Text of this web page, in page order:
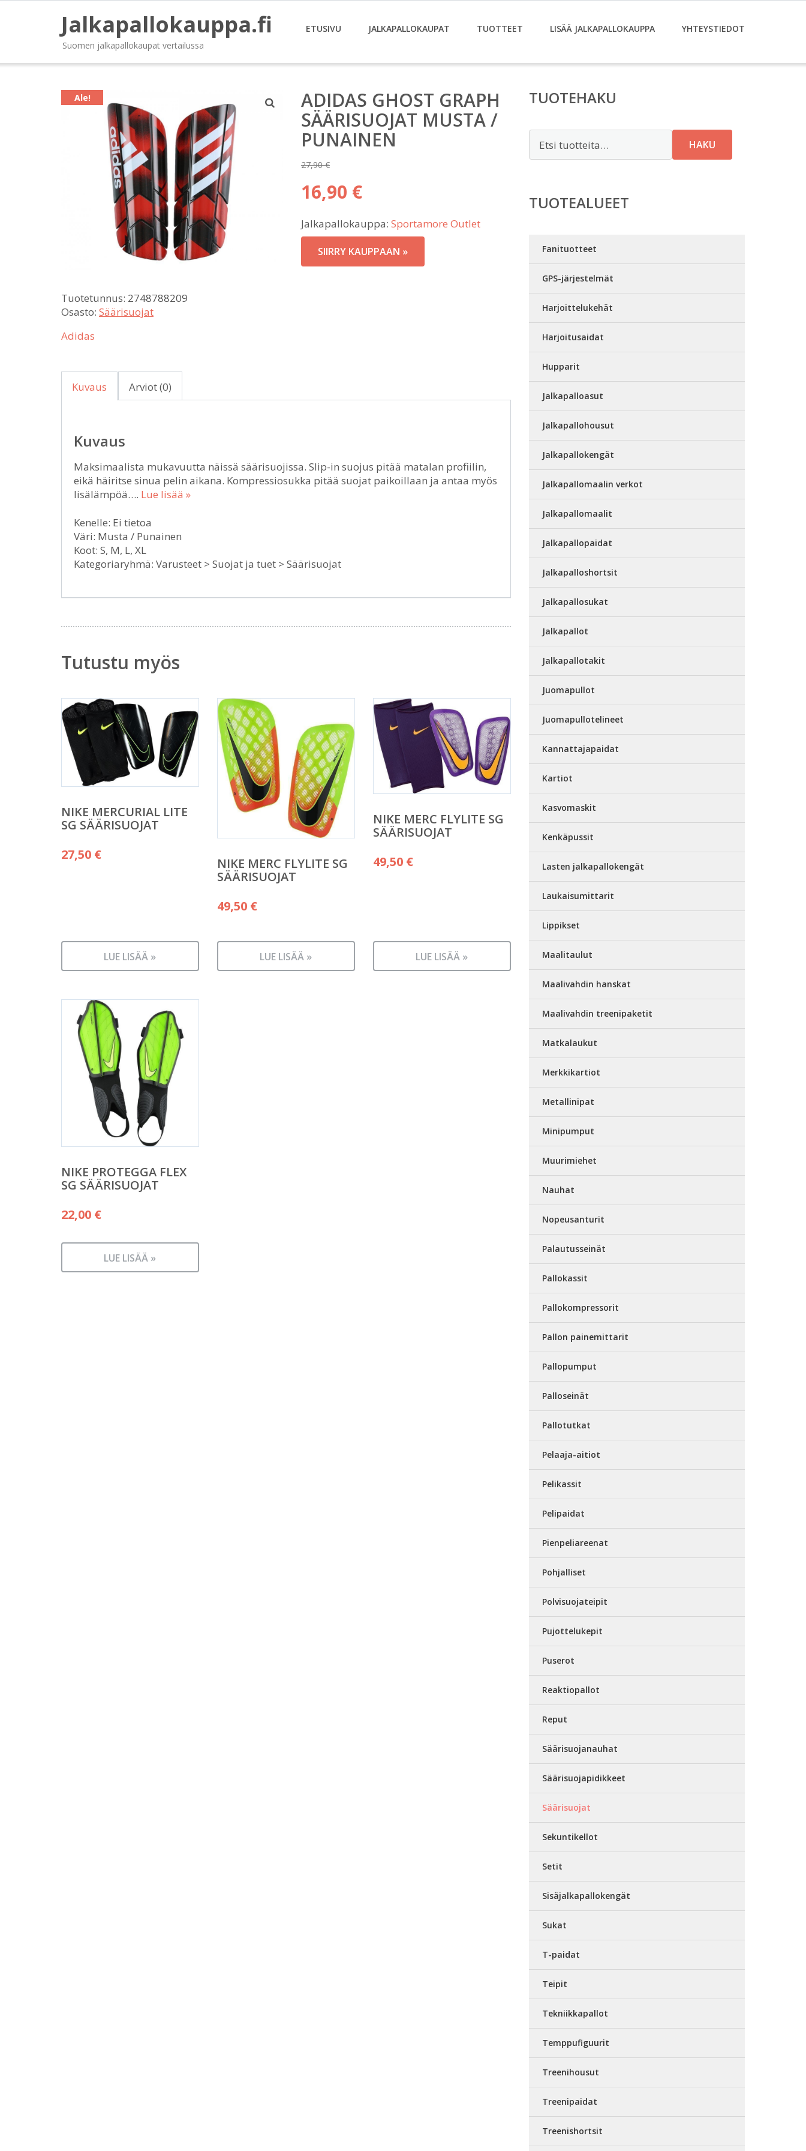
Jalkapallokauppa.fi
Suomen jalkapallokaupat vertailussa
ETUSIVU JALKAPALLOKAUPAT TUOTTEET LISÄÄ JALKAPALLOKAUPPA YHTEYSTIEDOT
Ale!
ADIDAS GHOST GRAPH
SÄÄRISUOJAT MUSTA /
PUNAINEN
27,90€
Alkuperäinen
hinta
27,90 €.
16,90 €
hinta
on:
16,90 €.
Jalkapallokauppa: Sportamore Outlet
SIIRRY KAUPPAAN »
Tuotetunnus: 2748788209
Osasto: Säärisuojat
Adidas
Kuvaus Arviot (0)
Kuvaus
Maksimaalista mukavuutta näissä säärisuojissa. Slip-in suojus pitää matalan profiilin,
eikä häiritse sinua pelin aikana. Kompressiosukka pitää suojat paikoillaan ja antaa myös
lisälämpöä…. Lue lisää »
Kenelle: Ei tietoa
Väri: Musta / Punainen
Koot: S, M, L, XL
Kategoriaryhmä: Varusteet > Suojat ja tuet > Säärisuojat
Tutustu myös
NIKE MERCURIAL LITE
SG SÄÄRISUOJAT
27,50 €
LUE LISÄÄ »
NIKE MERC FLYLITE SG
SÄÄRISUOJAT
49,50 €
LUE LISÄÄ »
NIKE MERC FLYLITE SG
SÄÄRISUOJAT
49,50 €
LUE LISÄÄ »
NIKE PROTEGGA FLEX
SG SÄÄRISUOJAT
22,00 €
LUE LISÄÄ »
TUOTEHAKU
HAKU
TUOTEALUEET
Fanituotteet
GPS-järjestelmät
Harjoittelukehät
Harjoitusaidat
Hupparit
Jalkapalloasut
Jalkapallohousut
Jalkapallokengät
Jalkapallomaalin verkot
Jalkapallomaalit
Jalkapallopaidat
Jalkapalloshortsit
Jalkapallosukat
Jalkapallot
Jalkapallotakit
Juomapullot
Juomapullotelineet
Kannattajapaidat
Kartiot
Kasvomaskit
Kenkäpussit
Lasten jalkapallokengät
Laukaisumittarit
Lippikset
Maalitaulut
Maalivahdin hanskat
Maalivahdin treenipaketit
Matkalaukut
Merkkikartiot
Metallinipat
Minipumput
Muurimiehet
Nauhat
Nopeusanturit
Palautusseinät
Pallokassit
Pallokompressorit
Pallon painemittarit
Pallopumput
Palloseinät
Pallotutkat
Pelaaja-aitiot
Pelikassit
Pelipaidat
Pienpeliareenat
Pohjalliset
Polvisuojateipit
Pujottelukepit
Puserot
Reaktiopallot
Reput
Säärisuojanauhat
Säärisuojapidikkeet
Säärisuojat
Sekuntikellot
Setit
Sisäjalkapallokengät
Sukat
T-paidat
Teipit
Tekniikkapallot
Temppufiguurit
Treenihousut
Treenipaidat
Treenishortsit